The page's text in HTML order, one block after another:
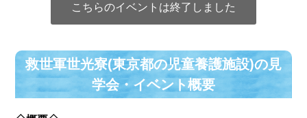
こちらのイベントは終了しました
救世軍世光寮(東京都の児童養護施設)の⾒
学会・イベント概要